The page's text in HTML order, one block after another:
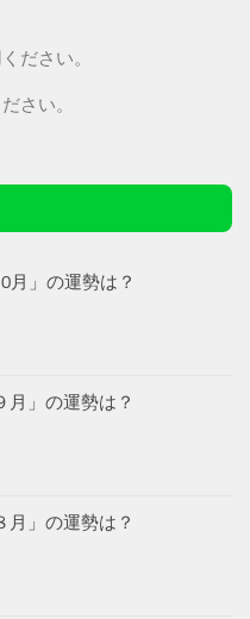
ださい。
さい。
月」の運勢は？
月」の運勢は？
月」の運勢は？